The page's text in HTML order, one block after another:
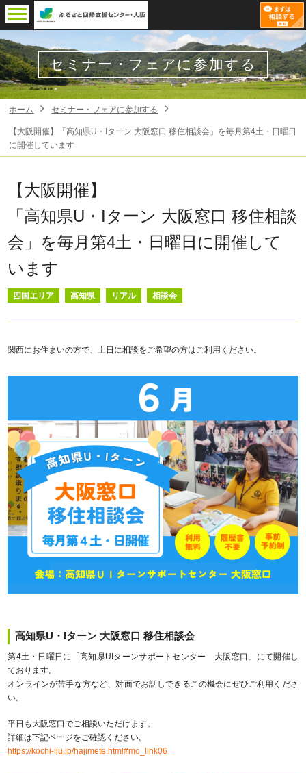
セミナー・フェアに参加する
ホーム セミナー・フェアに参加する
【大阪開催】「高知県U・Iターン 大阪窓口 移住相談会」を毎月第4土・日曜日
に開催しています
【大阪開催】
「高知県U・Iターン 大阪窓口 移住相談
会」を毎月第4土・日曜日に開催して
います
四国エリア 高知県 リアル 相談会
関西にお住まいの方で、土日に相談をご希望の方はご利用ください。
高知県U・Iターン 大阪窓口 移住相談会
第4土・日曜日に「高知県UIターンサポートセンター 大阪窓口」にて開催し
ております。
オンラインが苦手な方など、対面でお話しできるこの機会にぜひご利用くださ
い。
平日も大阪窓口でご相談いただけます。
詳細は下記ページをご確認ください。
https://kochi-iju.jp/hajimete.html#mo_link06